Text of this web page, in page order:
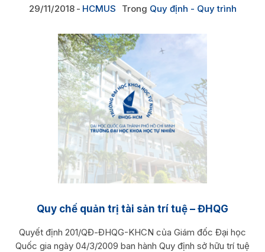
29/11/2018 HCMUS Trong Quy định - Quy trình
Quy chế quản trị tài sản trí tuệ – ĐHQG
Quyết định 201/QĐ-ĐHQG-KHCN của Giám đốc Đại học
Quốc gia ngày 04/3/2009 ban hành Quy định sở hữu trí tuệ